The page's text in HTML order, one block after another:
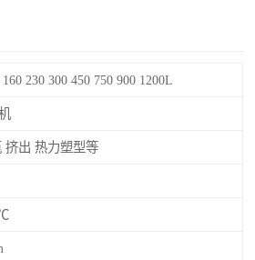
230 300 450 750 900 1200L
挤出 热力塑型等